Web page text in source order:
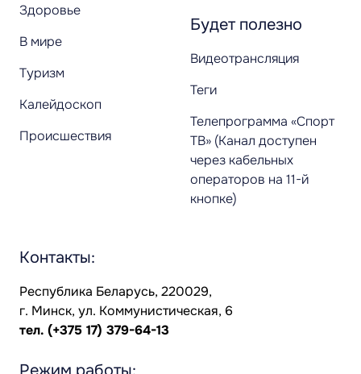
Здоровье
В мире
Туризм
Калейдоскоп
Происшествия
Будет полезно
Видеотрансляция
Теги
Телепрограмма «Спорт
ТВ» (Канал доступен
через кабельных
операторов на 11-й
кнопке)
Контакты:
Республика Беларусь, 220029,
г. Минск, ул. Коммунистическая, 6
тел. (+375 17) 379-64-13